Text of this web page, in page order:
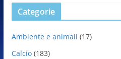
Categorie
Ambiente e animali (17)
Calcio(183)